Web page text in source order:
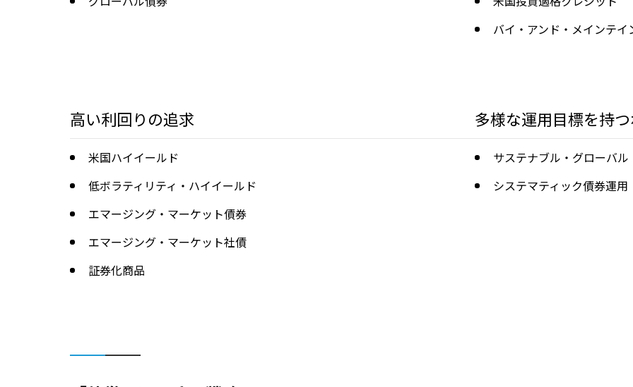
バイ・アンド・メインテ
高い利回りの追求
米国ハイイールド
低ボラティリティ・ハイイールド
エマージング・マーケット債券
エマージング・マーケット社債
証券化商品
多様な運用目標を持
サステナブル・グローバ
システマティック債券運用